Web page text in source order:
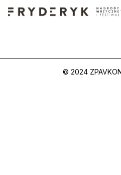
© 2024 ZPAV